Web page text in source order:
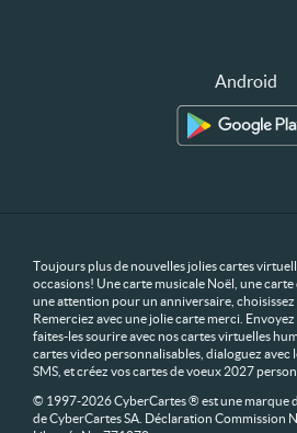
Android
Toujours plus de nouvelles jolies cartes
occasions! Une carte musicale Noël, une
une attention pour un anniversaire,
Remerciez avec une jolie carte merci.
faites-les sourire avec nos cartes virtuelles
cartes video personnalisables, dialoguez avec
SMS, et créez vos cartes de voeux 2027
© 1997-2026 CyberCartes ® est une marque
de CyberCartes SA. Déclaration Commission